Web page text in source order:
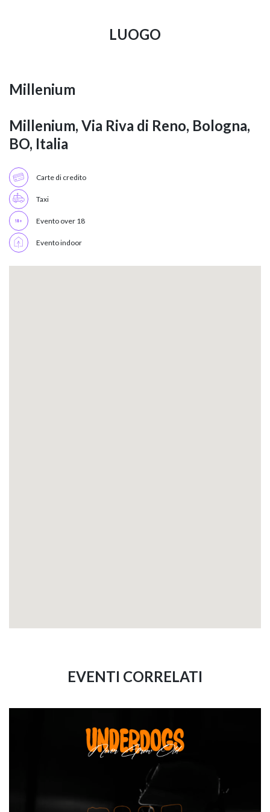
LUOGO
Millenium
Millenium, Via Riva di Reno, Bologna,
BO, Italia
Carte di credito
Taxi
Evento over 18
Evento indoor
EVENTI CORRELATI